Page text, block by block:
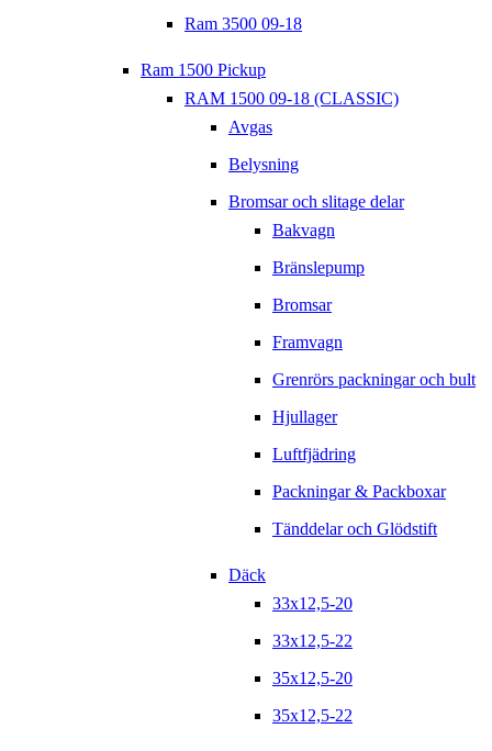
Ram 3500 09-18
Ram 1500 Pickup
RAM 1500 09-18 (CLASSIC)
Avgas
Belysning
Bromsar och slitage delar
Bakvagn
Bränslepump
Bromsar
Framvagn
Grenrörs packningar och bult
Hjullager
Luftfjädring
Packningar & Packboxar
Tänddelar och Glödstift
Däck
33x12,5-20
33x12,5-22
35x12,5-20
35x12,5-22